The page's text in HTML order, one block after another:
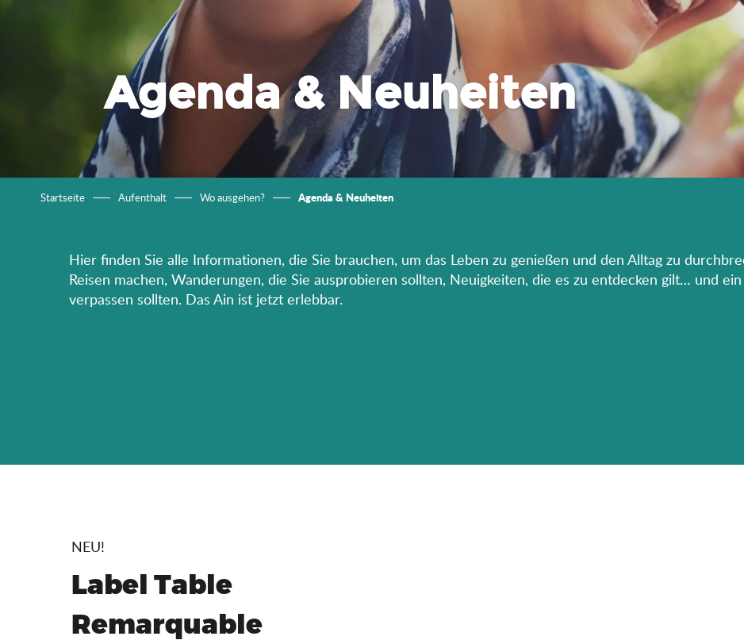
Agenda & Neuheiten
Startseite Aufenthalt Wo ausgehen? Agenda & Neuheiten
Hier finden Sie alle Informationen, die Sie brauchen, um das Leben zu genießen und den Alltag zu
Reisen machen, Wanderungen, die Sie ausprobieren sollten, Neuigkeiten, die es zu entdecken gilt… und
verpassen sollten. Das Ain ist jetzt erlebbar.
NEU!
Label Table
Remarquable